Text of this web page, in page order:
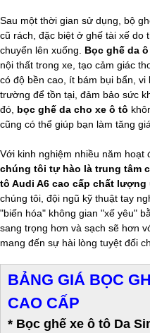
Sau một thời gian sử dụng, bộ
cũ rách, đặc biệt ở ghế tài xế do
chuyển lên xuống. Bọc ghế da
nội thất trong xe, tạo cảm giác
có độ bền cao, ít bám bụi bẩn,
trường để tồn tại, đảm bảo sức
đó, bọc ghế da cho xe ô tô
cũng có thể giúp bạn làm tăng
Với kinh nghiệm nhiều năm hoạt
chúng tôi tự hào là trung tâm
tô Audi A6 cao cấp chất
chúng tôi, đội ngũ kỹ thuật tay
"biến hóa" không gian "xế yêu"
sang trọng hơn và sạch sẽ hơn
mang đến sự hài lòng tuyệt đối
BẢNG GIÁ BỌC
CAO CẤP
* Bọc ghế xe ô tô Da